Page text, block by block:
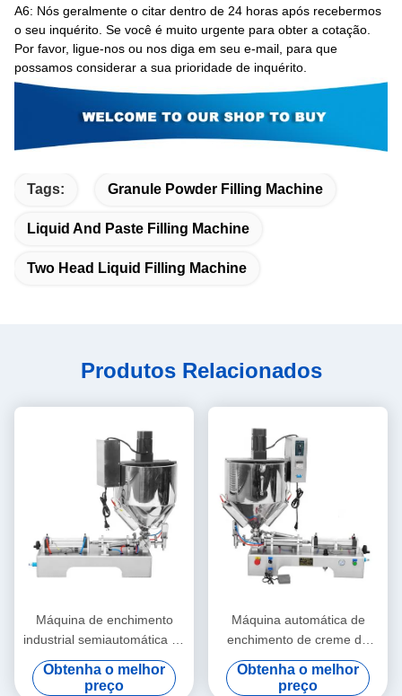
A6: Nós geralmente o citar dentro de 24 horas após recebermos
o seu inquérito. Se você é muito urgente para obter a cotação.
Por favor, ligue-nos ou nos diga em seu e-mail, para que
possamos considerar a sua prioridade de inquérito.
Tags: Granule Powder Filling Machine
Liquid And Paste Filling Machine
Two Head Liquid Filling Machine
Produtos Relacionados
Máquina de enchimento
industrial semiautomática de
0,4 Mpa
Obtenha o melhor
preço
Máquina automática de
enchimento de creme de
alta eficiência
Obtenha o melhor
preço